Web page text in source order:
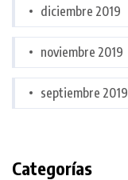
diciembre 2019
noviembre 2019
septiembre 2019
Categorías